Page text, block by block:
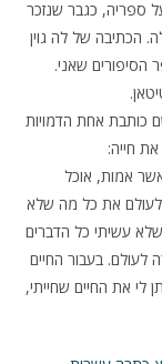
ספריה, כגבר שנזכר
הכתיבה של לה גוין
הסיפורים שאני.
כותבת אחת הדמויות
חייה:
אמות, אוכל
לעולם את כל מה שלא
שלא עשיתי כל הדברים
לעולם. בעבור החיים
לי את החיים שחייתי,